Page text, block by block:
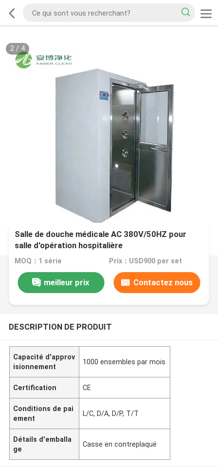
2/ 4
Salle de douche médicale AC 380V/50HZ pour
salle d'opération hospitalière
MOQ：1 série Prix：USD900 per set
meilleur prix Contactez nous
DESCRIPTION DE PRODUIT
Capacité d'approv
isionnement
1000 ensembles par mois
Certification CE
Conditions de pai
ement
L/C, D/A, D/P, T/T
Détails d'emballa
ge
Casse en contreplaqué